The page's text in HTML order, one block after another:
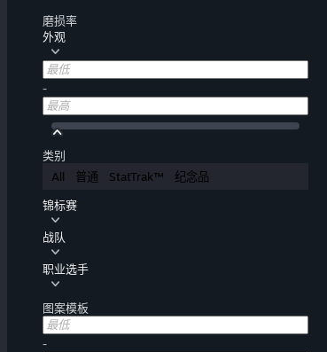
磨损率
外观
-
类别
All 普通 StatTrak™ 纪念品
锦标赛
战队
职业选手
图案模板
-